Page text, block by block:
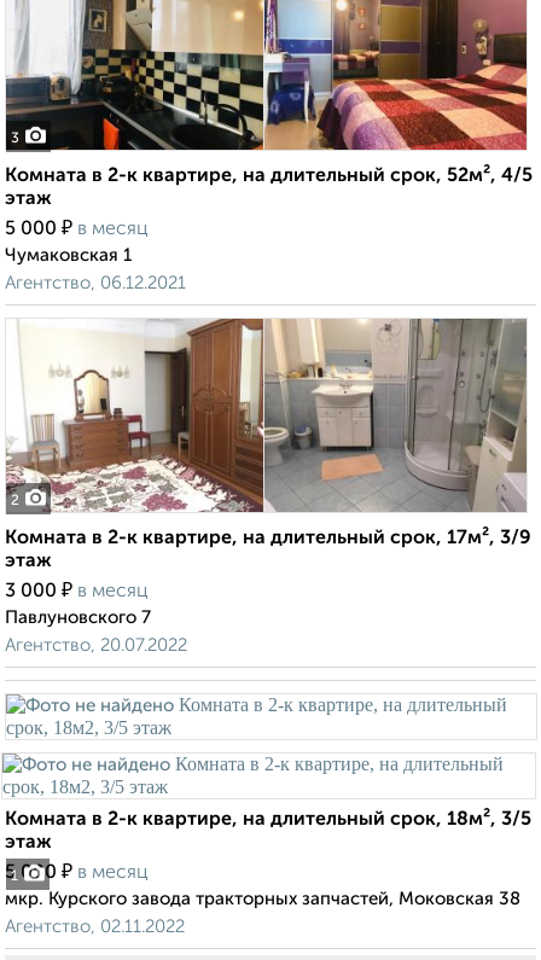
3
Комната в 2-к квартире, на длительный срок, 52м², 4/5
этаж
5 000 ₽ в месяц
Чумаковская 1
Агентство, 06.12.2021
2
Комната в 2-к квартире, на длительный срок, 17м², 3/9
этаж
3 000 ₽ в месяц
Павлуновского 7
Агентство, 20.07.2022
1
Комната в 2-к квартире, на длительный срок, 18м², 3/5
этаж
5 000 ₽ в месяц
мкр. Курского завода тракторных запчастей, Моковская 38
Агентство, 02.11.2022